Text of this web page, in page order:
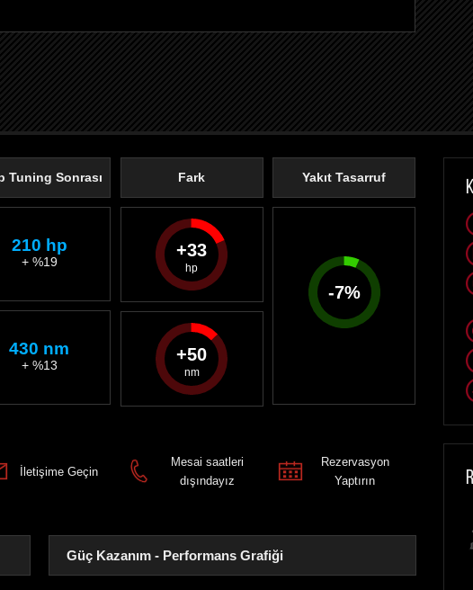
Tuning Sonrası
210 hp
+ %19
430 nm
+ %13
Fark
33
50
Yakıt Tasarruf
-7%
İletişime Geçin
Mesai saatleri
dışındayız
Rezervasyon
Yaptırın
Güç Kazanım - Performans Grafiği